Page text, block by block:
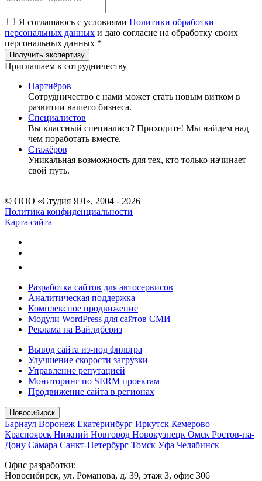
Я соглашаюсь с условиями Политики обработки
персональных данных и даю согласие на обработку своих
персональных данных *
Приглашаем к сотрудничеству
Партнёров
Сотрудничество c нами может стать новым витком в
развитии вашего бизнеса.
Специалистов
Вы классный специалист? Приходите! Мы найдем над
чем поработать вместе.
Стажёров
Уникальная возможность для тех, кто только начинает
свой путь.
© ООО «Студия ЯЛ», 2004 - 2026
Политика конфиденциальности
Карта сайта
Разработка сайтов для автосервисов
Аналитическая поддержка
Комплексное продвижение
Модули WordPress для сайтов СМИ
Реклама на Вайлдбериз
Вывод сайта из-под фильтра
Улучшение скорости загрузки
Управление репутацией
Мониторинг по SERM проектам
Продвижение сайта в регионах
Новосибирск
Барнаул Воронеж Екатеринбург Иркутск Кемерово
Красноярск Нижний Новгород Новокузнецк Омск Ростов-на-
Дону Самара Санкт-Петербург Томск Уфа Челябинск
Офис разработки:
Новосибирск, ул. Романова, д. 39, этаж 3, офис 306